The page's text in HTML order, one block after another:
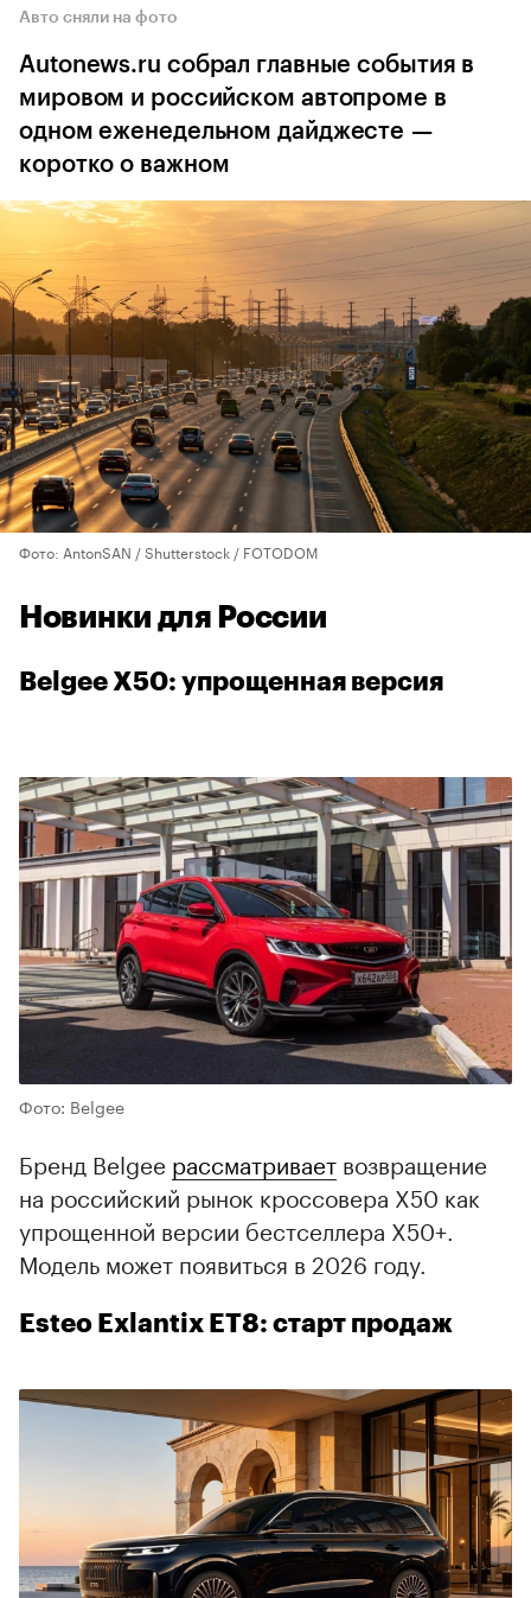
Авто сняли на фото
Autonews.ru собрал главные события в
мировом и российском автопроме в
одном еженедельном дайджесте —
коротко о важном
Фото: AntonSAN / Shutterstock / FOTODOM
Новинки для России
Belgee X50: упрощенная версия
00:00 / 00:00
Фото: Belgee
Бренд Belgee рассматривает возвращение
на российский рынок кроссовера X50 как
упрощенной версии бестселлера X50+.
Модель может появиться в 2026 году.
Esteo Exlantix ET8: старт продаж